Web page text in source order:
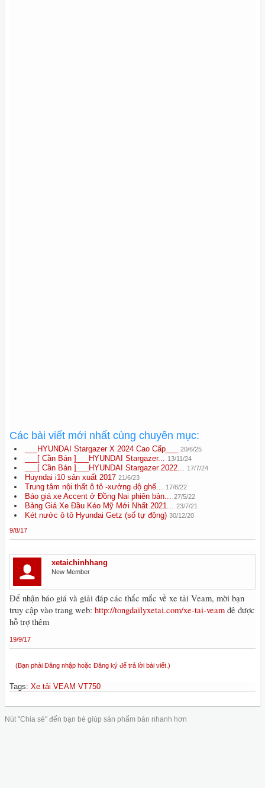
Các bài viết mới nhất cùng chuyên mục:
___HYUNDAI Stargazer X 2024 Cao Cấp___ 20/6/25
___[ Cần Bán ]___HYUNDAI Stargazer... 13/11/24
___[ Cần Bán ]___HYUNDAI Stargazer 2022... 17/7/24
Huyndai i10 sản xuất 2017 21/6/23
Trung tâm nội thất ô tô -xưởng độ ghế... 17/8/22
Báo giá xe Accent ở Đồng Nai phiên bản... 27/5/22
Bảng Giá Xe Đầu Kéo Mỹ Mới Nhất 2021... 23/7/21
Két nước ô tô Hyundai Getz (số tự động) 30/12/20
9/8/17
xetaichinhhang
New Member
Để nhận báo giá và giải đáp các thắc mắc về xe tải Veam, mời bạn
truy cập vào trang web: http://tongdailyxetai.com/xe-tai-veam đê được
hỗ trợ thêm
19/9/17
(Bạn phải Đăng nhập hoặc Đăng ký để trả lời bài viết.)
Tags: Xe tải VEAM VT750
Nút "Chia sẻ" đến bạn bè giúp sản phẩm bán nhanh hơn